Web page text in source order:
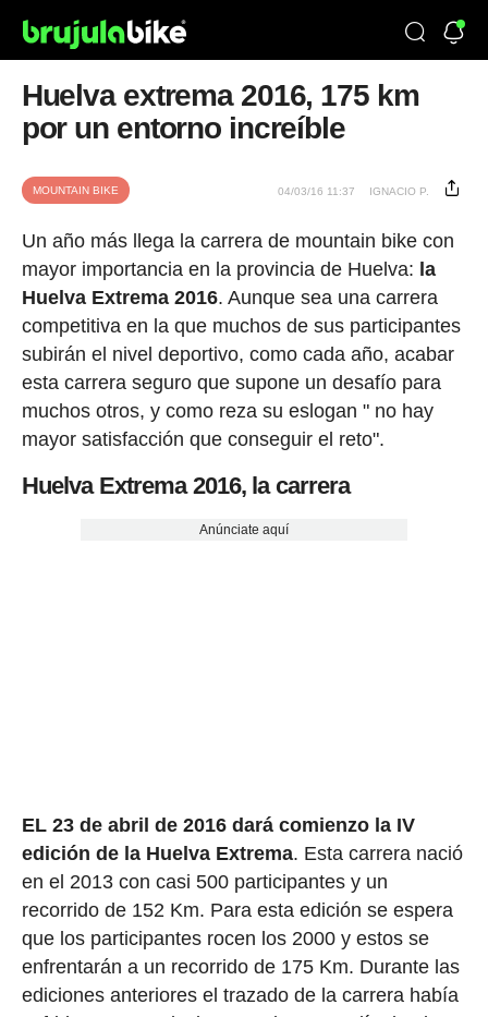
Huelva extrema 2016, 175 km
por un entorno increíble
MOUNTAIN BIKE 04/03/16 11:37 IGNACIO P.
Un año más llega la carrera de mountain bike con
mayor importancia en la provincia de Huelva: la
Huelva Extrema 2016. Aunque sea una carrera
competitiva en la que muchos de sus participantes
subirán el nivel deportivo, como cada año, acabar
esta carrera seguro que supone un desafío para
muchos otros, y como reza su eslogan " no hay
mayor satisfacción que conseguir el reto".
Huelva Extrema 2016, la carrera
Anúnciate aquí
EL 23 de abril de 2016 dará comienzo la IV
edición de la Huelva Extrema. Esta carrera nació
en el 2013 con casi 500 participantes y un
recorrido de 152 Km. Para esta edición se espera
que los participantes rocen los 2000 y estos se
enfrentarán a un recorrido de 175 Km. Durante las
ediciones anteriores el trazado de la carrera había